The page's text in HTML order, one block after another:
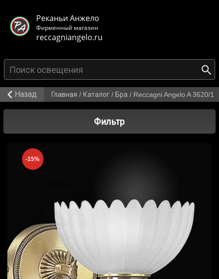
Реканьи Анжело
Фирменный магазин
reccagniangelo.ru
Назад Главная / Каталог / Бра / Reccagni Angelo A 3620/1
Фильтр
-15%